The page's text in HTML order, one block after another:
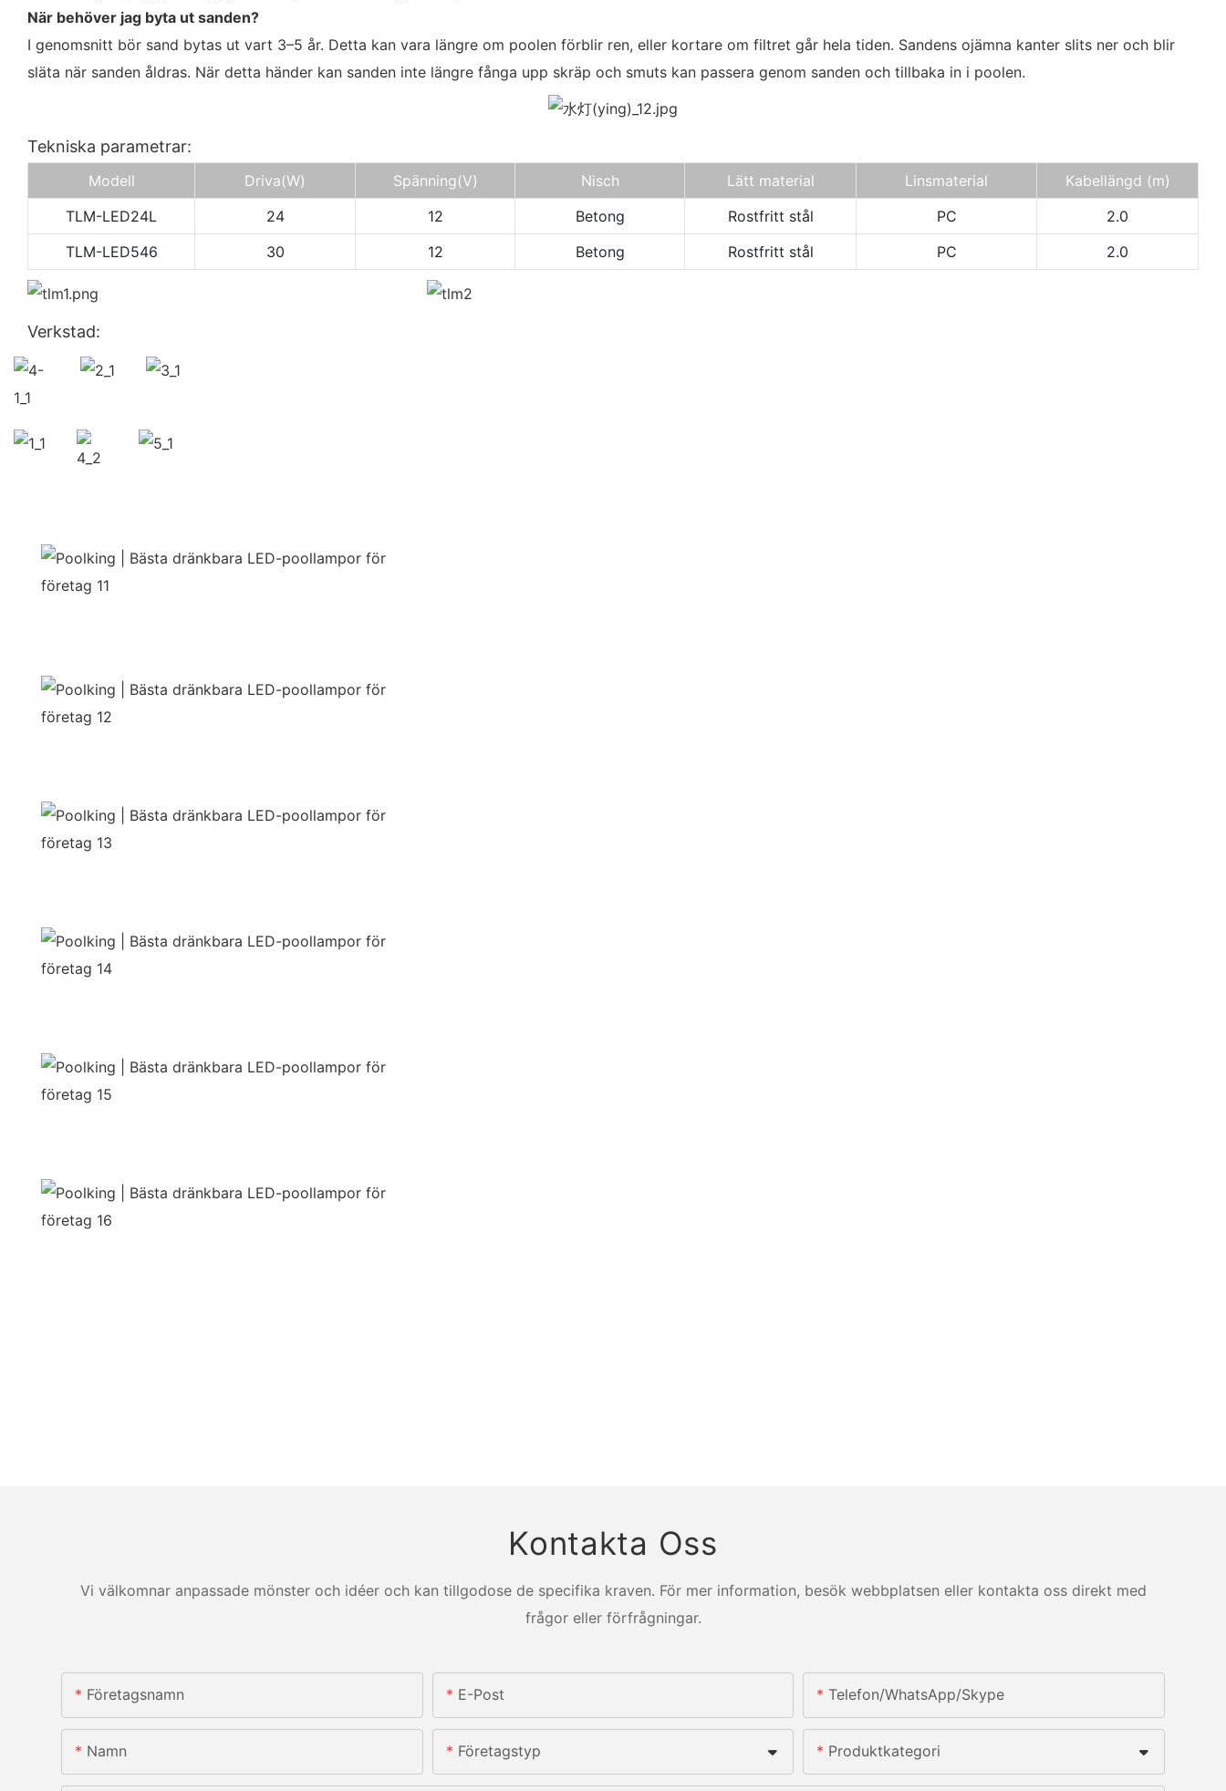
När behöver jag byta ut sanden?
I genomsnitt bör sand bytas ut vart 3–5 år. Detta kan vara längre om poolen förblir ren, eller kortare om filtret går hela tiden. Sandens ojämna kanter slits ner och blir
släta när sanden åldras. När detta händer kan sanden inte längre fånga upp skräp och smuts kan passera genom sanden och tillbaka in i poolen.
Tekniska parametrar:
Modell Driva(W) Spänning(V) Nisch Lätt material Linsmaterial
Kabellängd (m)
TLM-LED24L
24 12 Betong Rostfritt stål PC
2.0
TLM-LED546
30 12 Betong Rostfritt stål PC 2.0
Verkstad:
Kontakta Oss
Vi välkomnar anpassade mönster och idéer och kan tillgodose de specifika kraven. För mer information, besök webbplatsen eller kontakta oss direkt med
frågor eller förfrågningar.
Företagsnamn E-Post Telefon/whatsApp/skype
Namn Företagstyp Produktkategori